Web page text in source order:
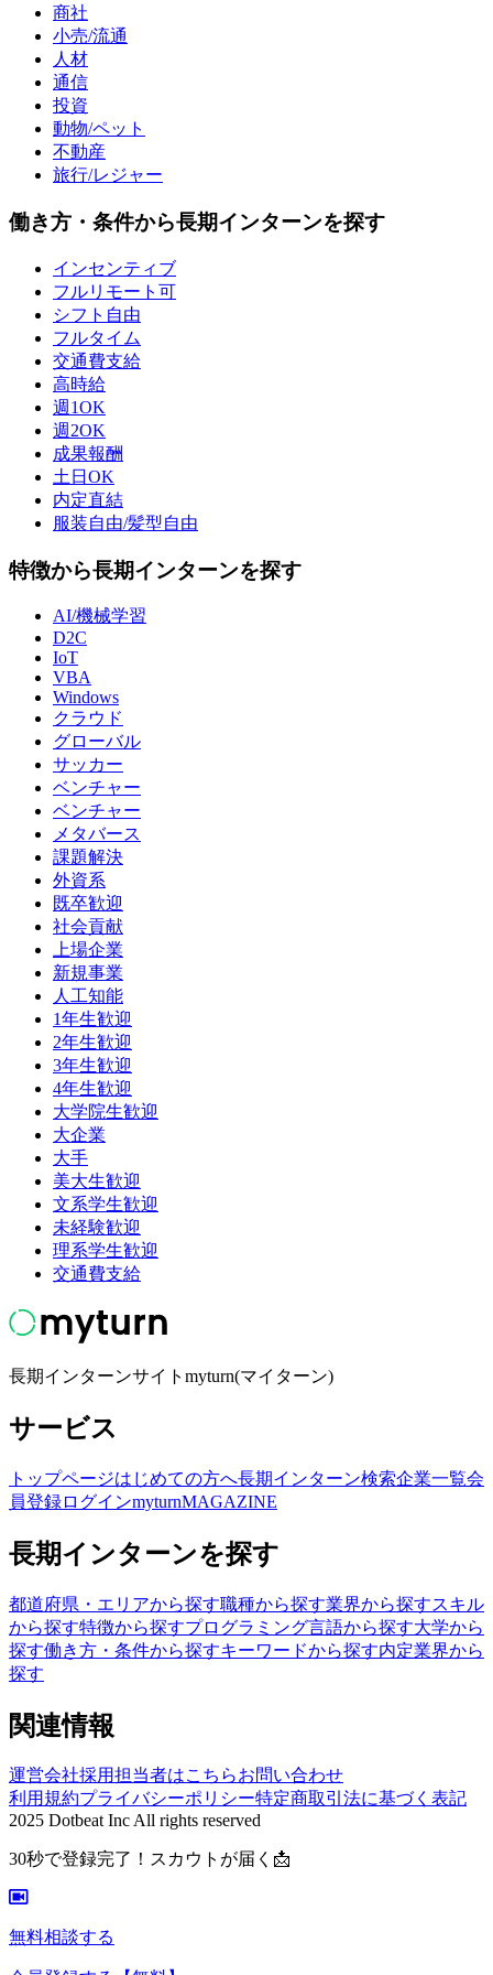
商社
小売/流通
人材
通信
投資
動物/ペット
不動産
旅行/レジャー
働き方・条件から長期インターンを探す
インセンティブ
フルリモート可
シフト自由
フルタイム
交通費支給
高時給
週1OK
週2OK
成果報酬
土日OK
内定直結
服装自由/髪型自由
特徴から長期インターンを探す
AI/機械学習
D2C
IoT
VBA
Windows
クラウド
グローバル
サッカー
ベンチャー
ベンチャー
メタバース
課題解決
外資系
既卒歓迎
社会貢献
上場企業
新規事業
人工知能
1年生歓迎
2年生歓迎
3年生歓迎
4年生歓迎
大学院生歓迎
大企業
大手
美大生歓迎
文系学生歓迎
未経験歓迎
理系学生歓迎
交通費支給
長期インターンサイトmyturn(マイターン)
サービス
トップページはじめての方へ長期インターン検索企業一覧会
員登録ログインmyturnMAGAZINE
長期インターンを探す
都道府県・エリアから探す職種から探す業界から探すスキル
から探す特徴から探すプログラミング言語から探す大学から
探す働き方・条件から探すキーワードから探す内定業界から
探す
関連情報
運営会社採用担当者はこちらお問い合わせ
利用規約プライバシーポリシー特定商取引法に基づく表記
2025 Dotbeat Inc All rights reserved
30秒で登録完了！スカウトが届く📩
無料相談する